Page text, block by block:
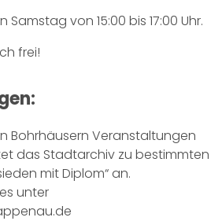
Samstag von 15:00 bis 17:00 Uhr.
frei!
Bohrhäusern Veranstaltungen
das Stadtarchiv zu bestimmten
mit Diplom“ an.
unter